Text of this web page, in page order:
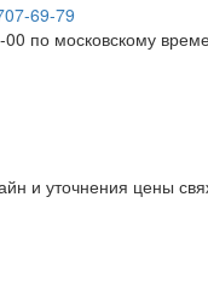
69-79
по московскому
и уточнения цены